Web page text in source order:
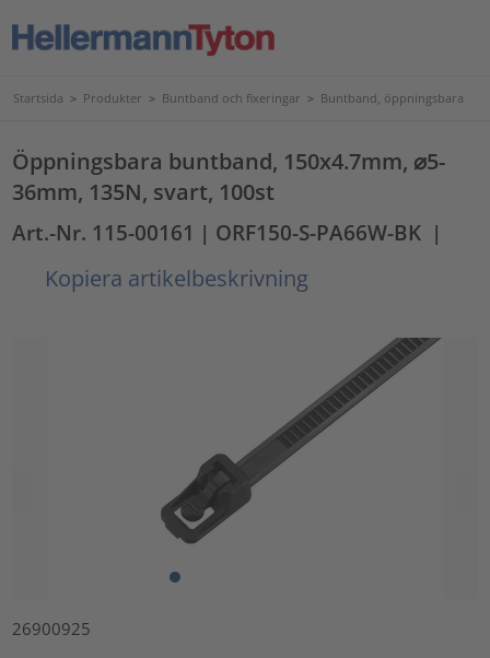
Startsida > Produkter > Buntband och fixeringar > Buntband, öppningsbara
Öppningsbara buntband, 150x4.7mm, ⌀5-
36mm, 135N, svart, 100st
Art.-Nr. 115-00161 | ORF150-S-PA66W-BK |
Kopiera artikelbeskrivning
26900925